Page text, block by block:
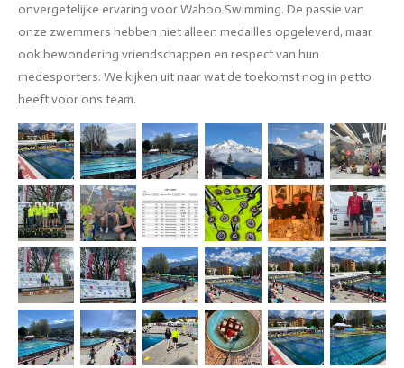
onvergetelijke ervaring voor Wahoo Swimming. De passie van
onze zwemmers hebben niet alleen medailles opgeleverd, maar
ook bewondering vriendschappen en respect van hun
medesporters. We kijken uit naar wat de toekomst nog in petto
heeft voor ons team.